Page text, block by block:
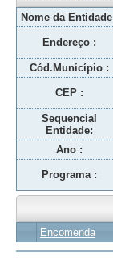
Nome da
Endereço :
Cód.Município :
CEP :
Sequencial
Entidade:
Ano :
Programa :
Encomenda